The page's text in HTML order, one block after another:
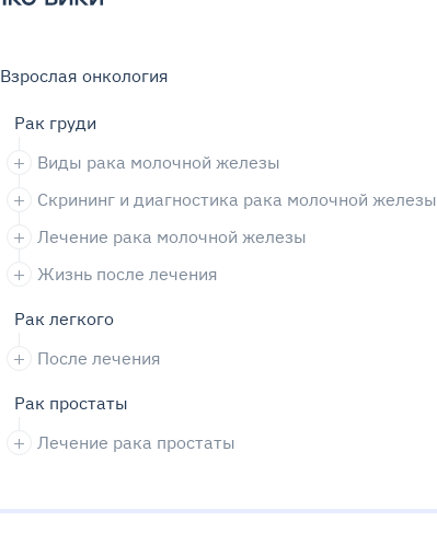
Взрослая онкология
Рак груди
Виды рака молочной железы
Скрининг и диагностика рака молочной железы
Лечение рака молочной железы
Жизнь после лечения
Рак легкого
После лечения
Рак простаты
Лечение рака простаты